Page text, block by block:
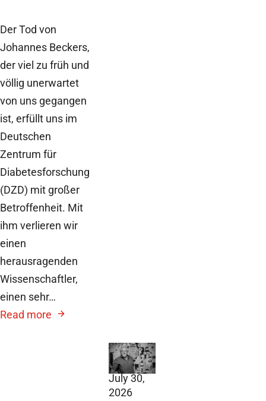
DZD
News,
July 30,
2026
Der Tod von
Johannes Beckers,
der viel zu früh und
völlig unerwartet
von uns gegangen
ist, erfüllt uns im
Deutschen
Zentrum für
Diabetesforschung
(DZD) mit großer
Betroffenheit. Mit
ihm verlieren wir
einen
herausragenden
Wissenschaftler,
einen sehr…
Read more